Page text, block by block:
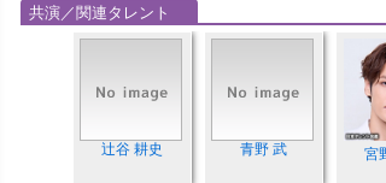
共演／関連タレント
辻谷 耕史 青野 武 宮